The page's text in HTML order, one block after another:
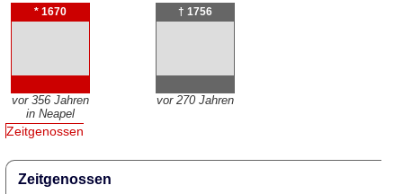
* 1670
vor 356 Jahren
in Neapel
† 1756
vor 270 Jahren
Zeitgenossen
Zeitgenossen